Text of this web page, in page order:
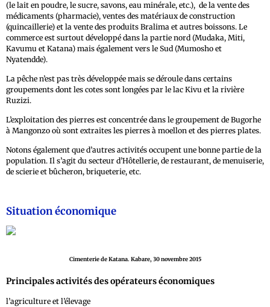
(le lait en poudre, le sucre, savons, eau minérale, etc.), de la vente des
médicaments (pharmacie), ventes des matériaux de construction
(quincaillerie) et la vente des produits Bralima et autres boissons. Le
commerce est surtout développé dans la partie nord (Mudaka, Miti,
Kavumu et Katana) mais également vers le Sud (Mumosho et
Nyatendde).
La pêche n’est pas très développée mais se déroule dans certains
groupements dont les cotes sont longées par le lac Kivu et la rivière
Ruzizi.
L’exploitation des pierres est concentrée dans le groupement de Bugorhe
à Mangonzo où sont extraites les pierres à moellon et des pierres plates.
Notons également que d’autres activités occupent une bonne partie de la
population. Il s’agit du secteur d’Hôtellerie, de restaurant, de menuiserie,
de scierie et bûcheron, briqueterie, etc.
Situation économique
Cimenterie de Katana. Kabare, 30 novembre 2015
Principales activités des opérateurs économiques
l’agriculture et l’élevage